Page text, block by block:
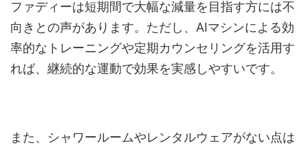
ファディーは短期間で大幅な減量を目指す方には不
向きとの声があります。ただし、AIマシンによる効
率的なトレーニングや定期カウンセリングを活用す
れば、継続的な運動で効果を実感しやすいです。
また、シャワールームやレンタルウェアがない点は